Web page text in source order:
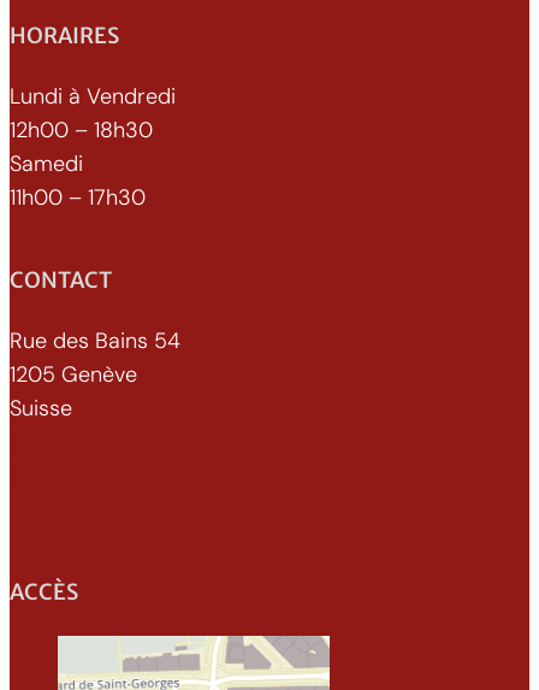
HORAIRES
Lundi à Vendredi
12h00 – 18h30
Samedi
11h00 – 17h30
CONTACT
Rue des Bains 54
1205 Genève
Suisse
ACCÈS